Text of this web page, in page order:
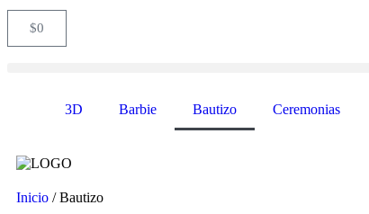
$0
3D Barbie Bautizo Ceremonias
Inicio / Bautizo